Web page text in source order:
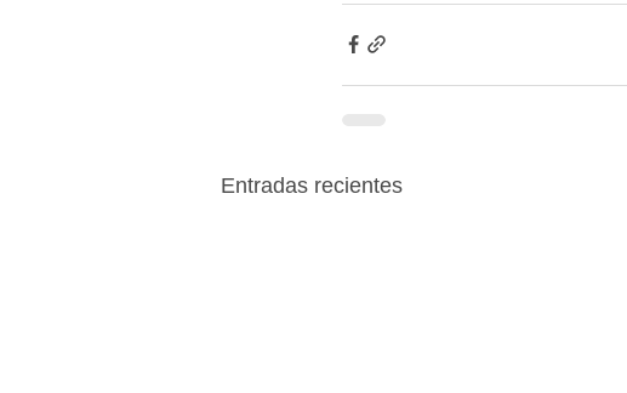
Entradas recientes